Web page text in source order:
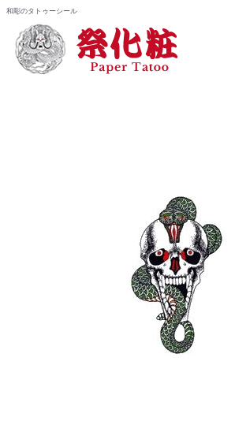
和彫のタトゥーシール